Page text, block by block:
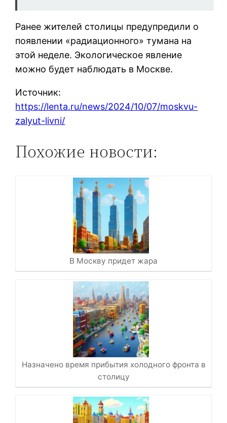
Ранее жителей столицы предупредили о
появлении «радиационного» тумана на
этой неделе. Экологическое явление
можно будет наблюдать в Москве.
Источник:
https://lenta.ru/news/2024/10/07/moskvu-
zalyut-livni/
Похожие новости:
В Москву придет жара
Назначено время прибытия холодного фронта в
столицу